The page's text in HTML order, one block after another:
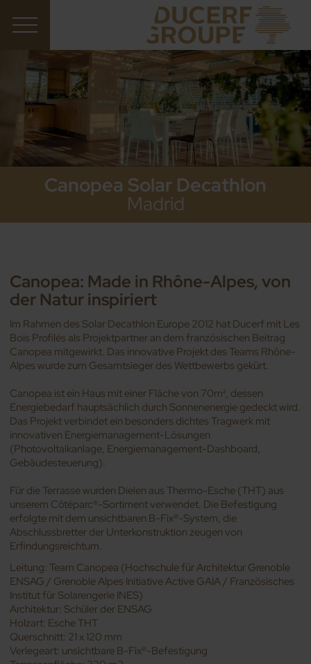
Canopea Solar Decathlon
Madrid
Canopea: Made in Rhône-Alpes, von
der Natur inspiriert
Im Rahmen des Solar Decathlon Europe 2012 hat Ducerf mit Les
Bois Profilés als Projektpartner an dem französischen Beitrag
Canopea mitgewirkt. Das innovative Projekt des Teams Rhône-
Alpes wurde zum Gesamtsieger des Wettbewerbs gekürt.
Canopea ist ein Haus mit einer Fläche von 70m², dessen
Energiebedarf hauptsächlich durch Sonnenenergie gedeckt wird.
Das Projekt verbindet ein besonders dichtes Tragwerk mit
innovativen Energiemanagement-Lösungen
(Photovoltaikanlage, Energiemanagement-Dashboard,
Gebäudesteuerung).
Für die Terrasse wurden Dielen aus Thermo-Esche (THT) aus
unserem Côtéparc®-Sortiment verwendet. Die Befestigung
erfolgte mit dem unsichtbaren B-Fix®-System, die
Abschlussbretter der Unterkonstruktion zeugen von
Erfindungsreichtum.
Leitung: Team Canopea (Hochschule für Architektur Grenoble
ENSAG / Grenoble Alpes Initiative Active GAIA / Französisches
Institut für Solarengerie INES)
Architektur: Schüler der ENSAG
Holzart: Esche THT
Querschnitt: 21 x 120 mm
Verlegeart: unsichtbare B-Fix®-Befestigung